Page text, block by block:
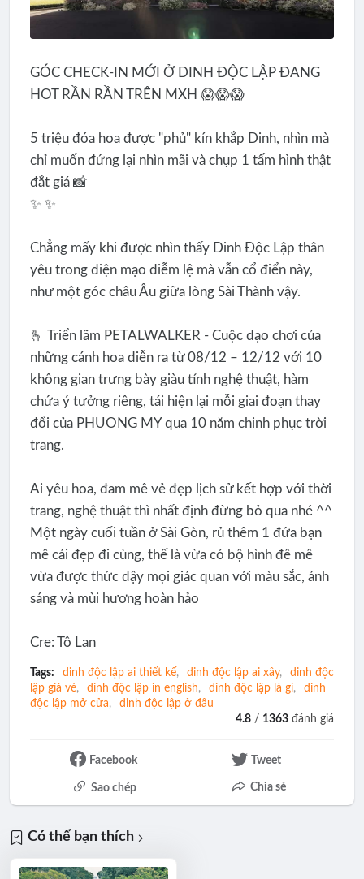
GÓC CHECK-IN MỚI Ở DINH ĐỘC LẬP ĐANG
HOT RẦN RẦN TRÊN MXH 😱😱😱
5 triệu đóa hoa được "phủ" kín khắp Dinh, nhìn mà
chỉ muốn đứng lại nhìn mãi và chụp 1 tấm hình thật
đắt giá 📸
✨ ✨
Chẳng mấy khi được nhìn thấy Dinh Độc Lập thân
yêu trong diện mạo diễm lệ mà vẫn cổ điển này,
như một góc châu Âu giữa lòng Sài Thành vậy.
🫰 Triển lãm PETALWALKER - Cuộc dạo chơi của
những cánh hoa diễn ra từ 08/12 – 12/12 với 10
không gian trưng bày giàu tính nghệ thuật, hàm
chứa ý tưởng riêng, tái hiện lại mỗi giai đoạn thay
đổi của PHUONG MY qua 10 năm chinh phục trời
trang.
Ai yêu hoa, đam mê vẻ đẹp lịch sử kết hợp với thời
trang, nghệ thuật thì nhất định đừng bỏ qua nhé ^^
Một ngày cuối tuần ở Sài Gòn, rủ thêm 1 đứa bạn
mê cái đẹp đi cùng, thế là vừa có bộ hình đê mê
vừa được thức dậy mọi giác quan với màu sắc, ánh
sáng và mùi hương hoàn hảo
Cre: Tô Lan
Tags: dinh độc lập ai thiết kế dinh độc lập ai xây
dinh độc
lập giá vé
dinh độc lập in english dinh độc lập là gì
dinh
độc lập mở cửa
dinh độc lập ở đâu
4.8 / 1363 đánh giá
Facebook Tweet
Sao chép Chia sẻ
Có thể bạn thích